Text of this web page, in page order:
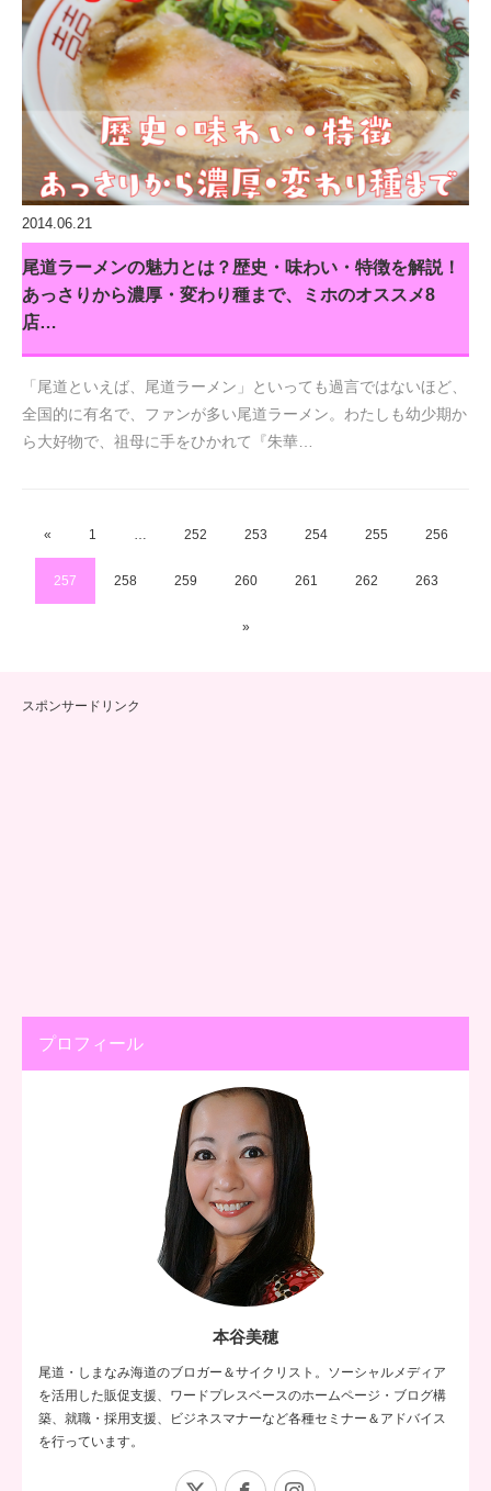
2014.06.21
尾道ラーメンの魅力とは？歴史・味わい・特徴を解説！
あっさりから濃厚・変わり種まで、ミホのオススメ8
店…
「尾道といえば、尾道ラーメン」といっても過言ではないほど、
全国的に有名で、ファンが多い尾道ラーメン。わたしも幼少期か
ら大好物で、祖母に手をひかれて『朱華…
« 1 … 252 253 254 255 256
257 258 259 260 261 262 263
»
スポンサードリンク
プロフィール
本谷美穂
尾道・しまなみ海道のブロガー＆サイクリスト。ソーシャルメディア
を活用した販促支援、ワードプレスベースのホームページ・ブログ構
築、就職・採用支援、ビジネスマナーなど各種セミナー＆アドバイス
を行っています。
Facebook